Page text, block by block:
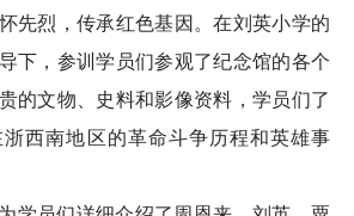
先烈，传承红色基因。在刘英小学的
下，参训学员们参观了纪念馆的各个
的文物、史料和影像资料，学员们了
西南地区的革命斗争历程和英雄事